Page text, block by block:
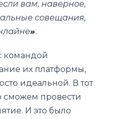
вам, наверное,
совещания,
».
командой
их платформы,
идеальной. В тот
сможем провести
И это было